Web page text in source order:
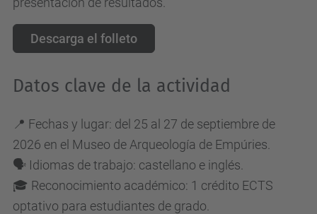
Descarga el folleto
Datos clave de la actividad
📍 Fechas y lugar: del 25 al 27 de septiembre de
2026 en el Museo de Arqueología de Empúries.
🗣️ Idiomas de trabajo: castellano e inglés.
🎓 Reconocimiento académico: 1 crédito ECTS
optativo para estudiantes de grado.